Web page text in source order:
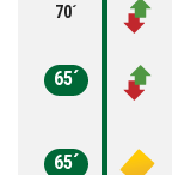
70´
65´
65´